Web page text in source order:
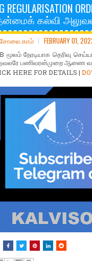
REGULARISATION
கல்வி
FEBRUARY 01,
மூலம் நேரடியாக தெரிவு
பணிவரன்முறை ஆணை
HERE FOR DETAILS |